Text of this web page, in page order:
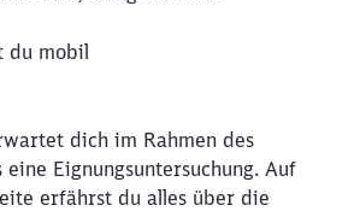
du mobil
dich im Rahmen des
eine Eignungsuntersuchung. Auf
erfährst du alles über die